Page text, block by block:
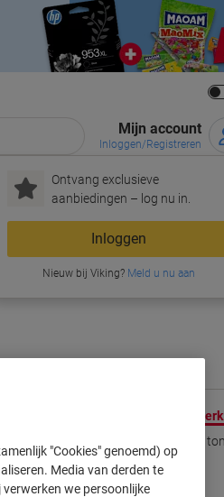
Mijn account
Inloggen/Registreren
Ontvang exclusieve
aanbiedingen – log nu in.
Inloggen
Nieuw bij Viking?Meld u nu aan
Inkt &
Toner
Papier, Enveloppen
& Verpakken
Snel
Switch en bespaar met ons eigen
Viking TN-243Y compatibele Brother
geel
€ 36,99
"Cookies" genoemd) op
Media van derden te
we persoonlijke